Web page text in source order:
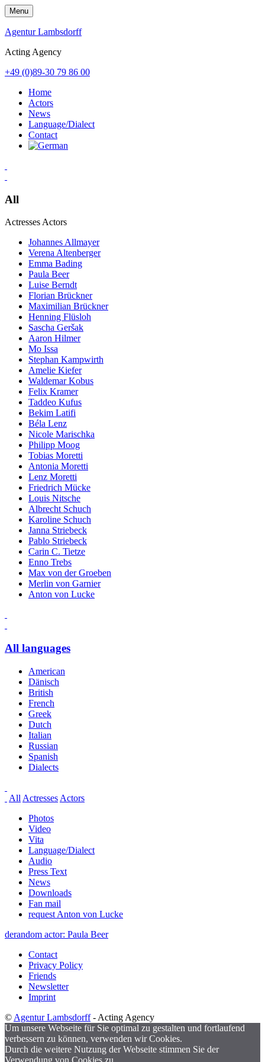
Skip
to
content
Menu
Agentur Lambsdorff
Acting Agency
+49 (0)89-30 79 86 00
Home
Actors
News
Language/Dialect
Contact
All
ActressesActors
Johannes Allmayer
Verena Altenberger
Emma Bading
Paula Beer
Luise Berndt
Florian Brückner
Maximilian Brückner
Henning Flüsloh
Sascha Geršak
Aaron Hilmer
Mo Issa
Stephan Kampwirth
Amelie Kiefer
Waldemar Kobus
Felix Kramer
Taddeo Kufus
Bekim Latifi
Béla Lenz
Nicole Marischka
Philipp Moog
Tobias Moretti
Antonia Moretti
Lenz Moretti
Friedrich Mücke
Louis Nitsche
Albrecht Schuch
Karoline Schuch
Janna Striebeck
Pablo Striebeck
Carin C. Tietze
Enno Trebs
Max von der Groeben
Merlin von Garnier
Anton von Lucke
All languages
American
Dänisch
British
French
Greek
Dutch
Italian
Russian
Spanish
Dialects
All Actresses Actors
Photos
Video
Vita
Language/Dialect
Audio
Press Text
News
Downloads
Fan mail
request Anton von Lucke
derandom actor: Paula Beer
Contact
Privacy Policy
Friends
Newsletter
Imprint
© Agentur Lambsdorff- Acting Agency
Um unsere Webseite für Sie optimal zu gestalten und fortlaufend
verbessern zu können, verwenden wir Cookies.
Durch die weitere Nutzung der Webseite stimmen Sie der
Verwendung von Cookies zu.